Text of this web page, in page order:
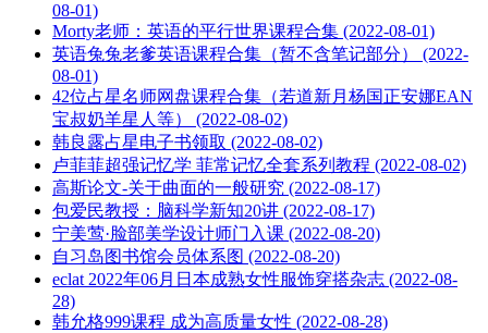
08-01)
Morty老师：英语的平行世界课程合集 (2022-08-01)
英语兔兔老爹英语课程合集（暂不含笔记部分） (2022-
08-01)
42位占星名师网盘课程合集（若道新月杨国正安娜EAN
宝叔奶羊星人等） (2022-08-02)
韩良露占星电子书领取 (2022-08-02)
卢菲菲超强记忆学 菲常记忆全套系列教程 (2022-08-02)
高斯论文-关于曲面的一般研究 (2022-08-17)
包爱民教授：脑科学新知20讲 (2022-08-17)
宁美莺·脸部美学设计师门入‬课 (2022-08-20)
自习岛图书馆会员体系图 (2022-08-20)
eclat 2022年06月日本成熟女性服饰穿搭杂志 (2022-08-
28)
韩允格999课程 成为高质量女性 (2022-08-28)